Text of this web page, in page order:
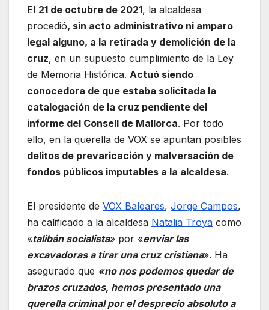
El 21 de octubre de 2021, la alcaldesa
procedió, sin acto administrativo ni amparo
legal alguno, a la retirada y demolición de la
cruz, en un supuesto cumplimiento de la Ley
de Memoria Histórica. Actuó siendo
conocedora de que estaba solicitada la
catalogación de la cruz pendiente del
informe del Consell de Mallorca. Por todo
ello, en la querella de VOX se apuntan posibles
delitos de prevaricación y malversación de
fondos públicos imputables a la alcaldesa.
El presidente de VOX Baleares, Jorge Campos,
ha calificado a la alcaldesa Natalia Troya como
«talibán socialista» por «enviar las
excavadoras a tirar una cruz cristiana». Ha
asegurado que «no nos podemos quedar de
brazos cruzados, hemos presentado una
querella criminal por el desprecio absoluto a